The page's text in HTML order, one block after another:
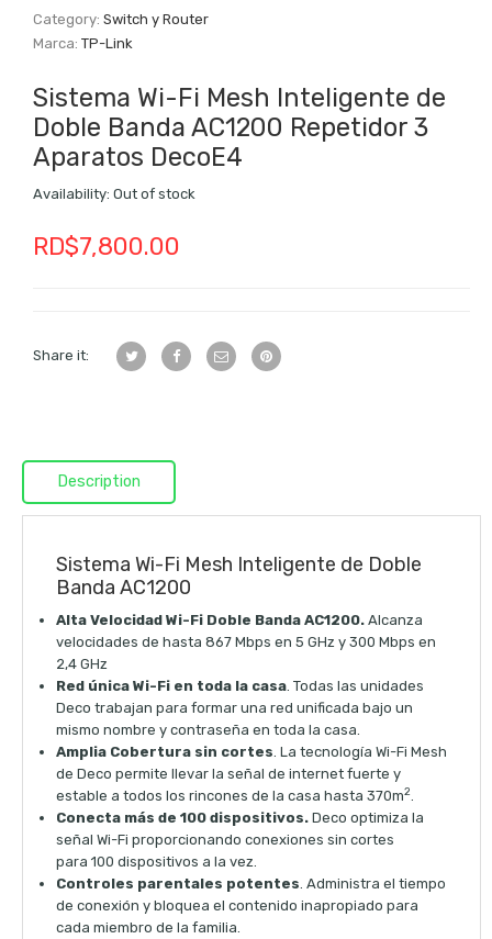
Category:Switch y Router
Marca:TP-Link
Sistema Wi-Fi Mesh Inteligente de
Doble Banda AC1200 Repetidor 3
Aparatos DecoE4
Availability: Out of stock
RD$7,800.00
Share it:
Description
Sistema Wi-Fi Mesh Inteligente de Doble
Banda AC1200
Alta Velocidad Wi-Fi Doble Banda AC1200. Alcanza
velocidades de hasta 867 Mbps en 5 GHz y 300 Mbps en
2,4 GHz
Red única Wi-Fi en toda la casa . Todas las unidades
Deco trabajan para formar una red unificada bajo un
mismo nombre y contraseña en toda la casa.
Amplia Cobertura sin cortes . La tecnología Wi-Fi Mesh
de Deco permite llevar la señal de internet fuerte y
estable a todos los rincones de la casa hasta 370m2
Conecta más de 100 dispositivos. Deco optimiza la
señal Wi-Fi proporcionando conexiones sin cortes
para 100 dispositivos a la vez.
Controles parentales potentes . Administra el tiempo
de conexión y bloquea el contenido inapropiado para
cada miembro de la familia.